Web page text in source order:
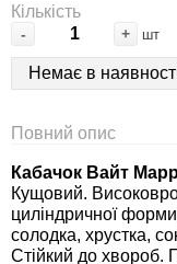
Кількість
- + шт
Немає в
Повний опис
Кабачок Вайт
Кущовий.
циліндричної
солодка, хрустка,
Стійкий до хвороб.
Семена редьки
Семена свеклы
Семена сельдерея
Удобрения
Удобрения
Средства защиты
клопов, блох,
Средства защиты
клещей, ос,